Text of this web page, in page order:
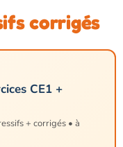
corrigés
CE1 +
+ corrigés • à